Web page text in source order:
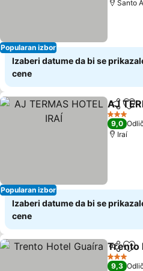
Popularan izbor
Santo
Izaberi datume da bi se
cene
Popularan izbor
Deli
AJ
3 Zvezdice
9,0
Iraí
Izaberi datume da bi se
cene
Deli
Trento
3 Zvezdice
9,3